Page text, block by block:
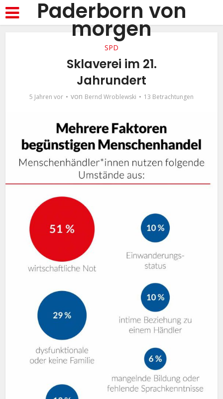
Paderborn von
morgen
SPD
Sklaverei im 21.
Jahrundert
5 Jahren vor von Bernd Wroblewski 13 Betrachtungen